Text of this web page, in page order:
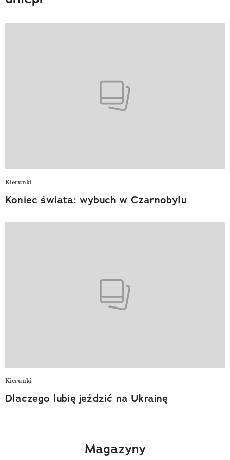
Kierunki
Koniec świata: wybuch w Czarnobylu
Kierunki
Dlaczego lubię jeździć na Ukrainę
Magazyny